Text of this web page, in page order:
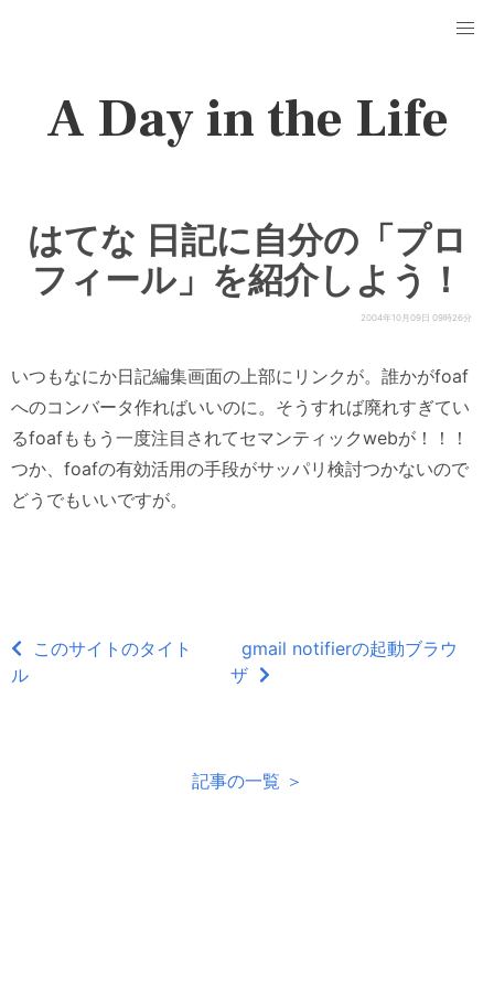
A Day in the Life
はてな 日記に自分の「プロ
フィール」を紹介しよう！
2004年10月09日 09時26分
いつもなにか日記編集画面の上部にリンクが。誰かがfoaf
へのコンバータ作ればいいのに。そうすれば廃れすぎてい
るfoafももう一度注目されてセマンティックwebが！！！
つか、foafの有効活用の手段がサッパリ検討つかないので
どうでもいいですが。
このサイトのタイト
ル
gmail notifierの起動ブラウ
ザ
記事の一覧 ＞